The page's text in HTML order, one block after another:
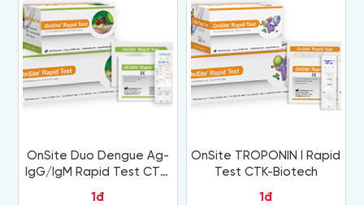
OnSite Duo Dengue Ag-
IgG/IgM Rapid Test CTK-
1đ
OnSite TROPONIN I Rapid
Test CTK-Biotech
1đ